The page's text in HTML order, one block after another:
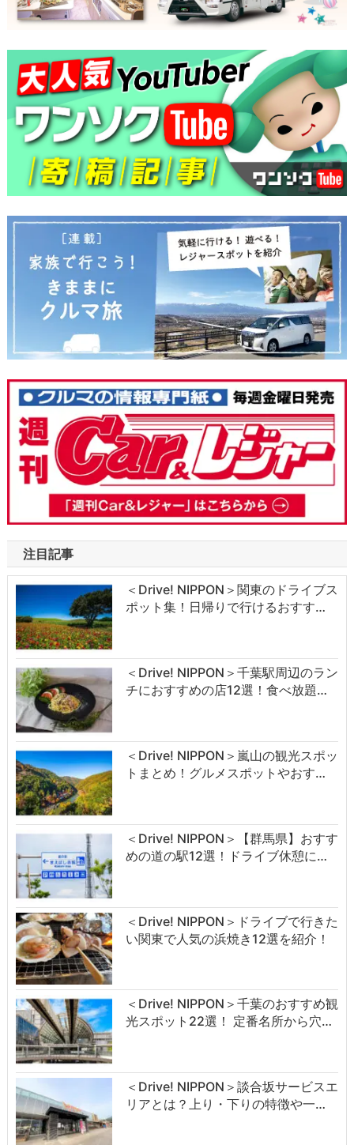
注目記事
＜Drive! NIPPON＞関東のドライブス
ポット集！日帰りで行けるおすす…
＜Drive! NIPPON＞千葉駅周辺のラン
チにおすすめの店12選！食べ放題…
＜Drive! NIPPON＞嵐山の観光スポッ
トまとめ！グルメスポットやおす…
＜Drive! NIPPON＞【群馬県】おすす
めの道の駅12選！ドライブ休憩に…
＜Drive! NIPPON＞ドライブで行きた
い関東で人気の浜焼き12選を紹介！
＜Drive! NIPPON＞千葉のおすすめ観
光スポット22選！ 定番名所から穴…
＜Drive! NIPPON＞談合坂サービスエ
リアとは？上り・下りの特徴や一…